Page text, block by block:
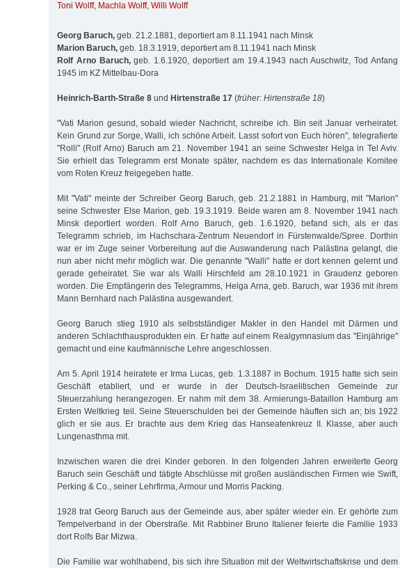
Toni Wolff, Machla Wolff, Willi Wolff
Georg Baruch, geb. 21.2.1881, deportiert am 8.11.1941 nach Minsk
Marion Baruch, geb. 18.3.1919, deportiert am 8.11.1941 nach Minsk
Rolf Arno Baruch,geb. 1.6.1920, deportiert am 19.4.1943 nach Auschwitz, Tod Anfang
1945 im KZ Mittelbau-Dora
Heinrich-Barth-Straße 8 und Hirtenstraße 17 (früher: Hirtenstraße 18)
"Vati Marion gesund, sobald wieder Nachricht, schreibe ich. Bin seit Januar verheiratet.
Kein Grund zur Sorge, Walli, ich schöne Arbeit. Lasst sofort von Euch hören", telegrafierte
"Rolli" (Rolf Arno) Baruch am 21. November 1941 an seine Schwester Helga in Tel Aviv.
Sie erhielt das Telegramm erst Monate später, nachdem es das Internationale Komitee
vom Roten Kreuz freigegeben hatte.
Mit "Vati" meinte der Schreiber Georg Baruch, geb. 21.2.1881 in Hamburg, mit "Marion"
seine Schwester Else Marion, geb. 19.3.1919. Beide waren am 8. November 1941 nach
Minsk deportiert worden. Rolf Arno Baruch, geb. 1.6.1920, befand sich, als er das
Telegramm schrieb, im Hachschara-Zentrum Neuendorf in Fürstenwalde/Spree. Dorthin
war er im Zuge seiner Vorbereitung auf die Auswanderung nach Palästina gelangt, die
nun aber nicht mehr möglich war. Die genannte "Walli" hatte er dort kennen gelernt und
gerade geheiratet. Sie war als Walli Hirschfeld am 28.10.1921 in Graudenz geboren
worden. Die Empfängerin des Telegramms, Helga Arna, geb. Baruch, war 1936 mit ihrem
Mann Bernhard nach Palästina ausgewandert.
Georg Baruch stieg 1910 als selbstständiger Makler in den Handel mit Därmen und
anderen Schlachthausprodukten ein. Er hatte auf einem Realgymnasium das "Einjährige"
gemacht und eine kaufmännische Lehre angeschlossen.
Am 5. April 1914 heiratete er Irma Lucas, geb. 1.3.1887 in Bochum. 1915 hatte sich sein
Geschäft etabliert, und er wurde in der Deutsch-Israelitischen Gemeinde zur
Steuerzahlung herangezogen. Er nahm mit dem 38. Armierungs-Bataillon Hamburg am
Ersten Weltkrieg teil. Seine Steuerschulden bei der Gemeinde häuften sich an; bis 1922
glich er sie aus. Er brachte aus dem Krieg das Hanseatenkreuz II. Klasse, aber auch
Lungenasthma mit.
Inzwischen waren die drei Kinder geboren. In den folgenden Jahren erweiterte Georg
Baruch sein Geschäft und tätigte Abschlüsse mit großen ausländischen Firmen wie Swift,
Perking & Co., seiner Lehrfirma, Armour und Morris Packing.
1928 trat Georg Baruch aus der Gemeinde aus, aber später wieder ein. Er gehörte zum
Tempelverband in der Oberstraße. Mit Rabbiner Bruno Italiener feierte die Familie 1933
dort Rolfs Bar Mizwa.
Die Familie war wohlhabend, bis sich ihre Situation mit der Weltwirtschaftskrise und dem